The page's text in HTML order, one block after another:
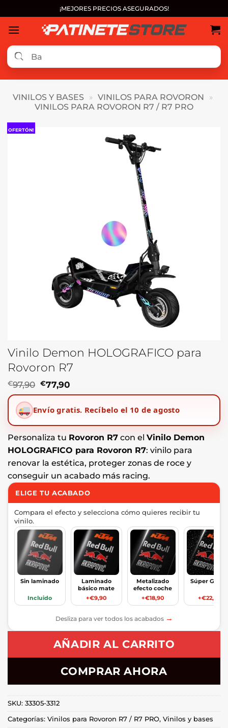
al
contenido
¡MEJORES PRECIOS ASEGURADOS!
VINILOS Y BASES » VINILOS PARA ROVORON
»
VINILOS PARA ROVORON R7 / R7 PRO
OFERTÓN!
Vinilo Demon HOLOGRAFICO para
Rovoron R7
€97,90 El
precio
era:
€77,90
precio
es:
Envío gratis. Recíbelo el 10 de agosto
Personaliza tu Rovoron R7 con el Vinilo Demon
HOLOGRAFICO para Rovoron R7: vinilo para
renovar la estética, proteger zonas de roce y
conseguir un acabado más racing.
ELIGE TU ACABADO
Compara el efecto y selecciona cómo quieres recibir tu
vinilo.
Sin laminado
Incluido
Laminado
básico mate
+€9,90
Metalizado
efecto coche
+€18,90
Súper Glitter
+€22,90
Desliza para ver todos los acabados →
AÑADIR AL CARRITO
COMPRAR AHORA
SKU: 33305-3312
Categorías: Vinilos para Rovoron R7 / R7 PRO, Vinilos y bases